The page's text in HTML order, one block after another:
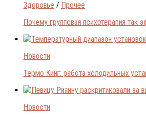
Здоровье / Прочее
Почему групповая психотерапия так
Новости
Термо Кинг: работа холодильных
Новости